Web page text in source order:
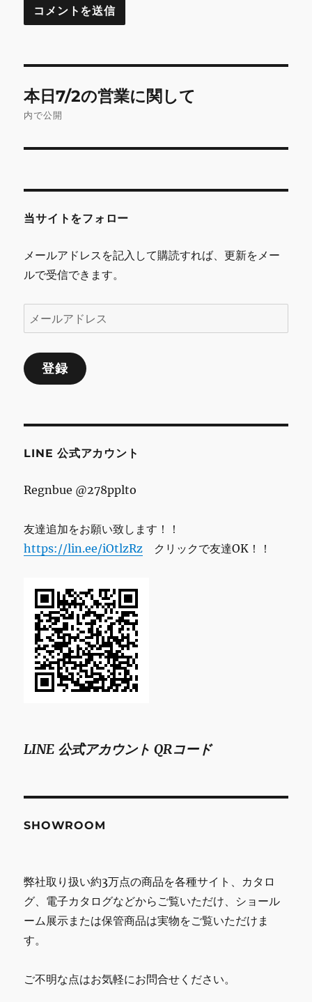
稿
ゲ
ー
シ
ョ
ン
本日7/2の営業に関して
内で公開
当サイトをフォロー
メールアドレスを記入して購読すれば、更新をメー
ルで受信できます。
ー
ル
ア
ス
登録
LINE 公式アカウント
Regnbue @278pplto
友達追加をお願い致します！！
https://lin.ee/iOtlzRz クリックで友達OK！！
LINE 公式アカウント QRコード
SHOWROOM
弊社取り扱い約3万点の商品を各種サイト、カタロ
グ、電子カタログなどからご覧いただけ、ショール
ーム展示または保管商品は実物をご覧いただけま
す。
ご不明な点はお気軽にお問合せください。